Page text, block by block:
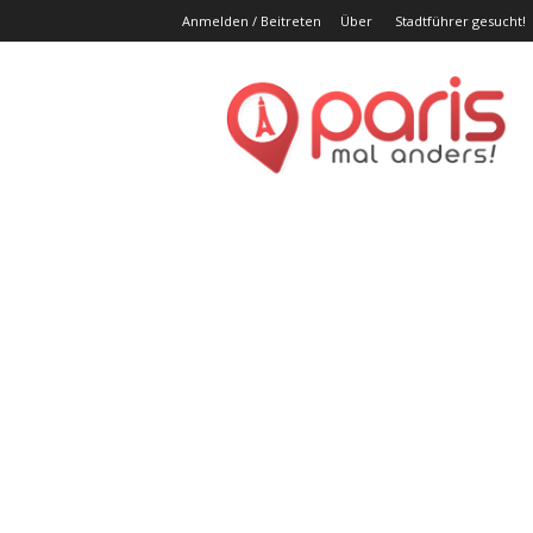
Anmelden / Beitreten Über Stadtführer gesucht!